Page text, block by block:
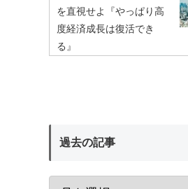
を直視せよ『やっぱり高
度経済成長は復活でき
る』
過去の記事